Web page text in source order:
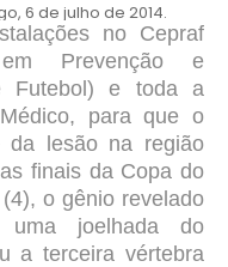
6 de julho de 2014.
no Cepraf
Prevenção e
Futebol) e toda a
para que o
da lesão na região
finais da Copa do
o gênio revelado
joelhada do
a terceira vértebra